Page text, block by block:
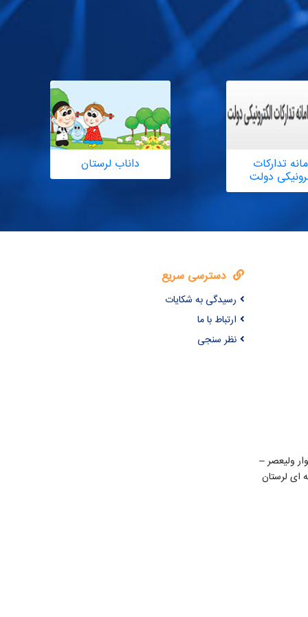
تدارکات
دولت
داناب لرستان
دسترسی سریع
رسیدگی به شکایات
ارتباط با ما
نظر سنجی
22 بهمن – بلوار ولیعصر –